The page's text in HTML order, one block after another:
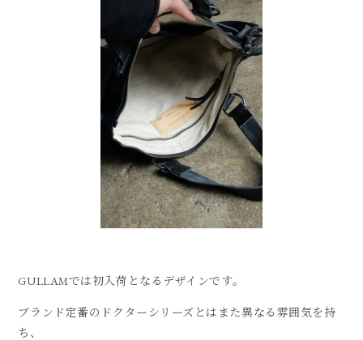
GULLAMでは初入荷となるデザインです。
ブランド定番のドクターシリーズとはまた異なる雰囲気を持
ち、